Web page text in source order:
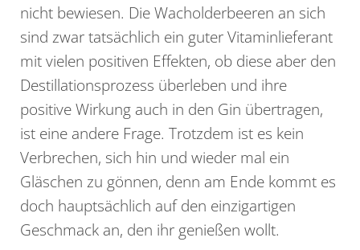
nicht bewiesen. Die Wacholderbeeren an sich
sind zwar tatsächlich ein guter Vitaminlieferant
mit vielen positiven Effekten, ob diese aber den
Destillationsprozess überleben und ihre
positive Wirkung auch in den Gin übertragen,
ist eine andere Frage. Trotzdem ist es kein
Verbrechen, sich hin und wieder mal ein
Gläschen zu gönnen, denn am Ende kommt es
doch hauptsächlich auf den einzigartigen
Geschmack an, den ihr genießen wollt.